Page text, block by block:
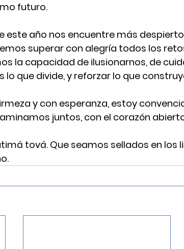
futuro.
este año nos encuentre más
superar con alegría todos los
la capacidad de ilusionarnos, de
que divide, y reforzar lo que
y con esperanza, estoy
juntos, con el corazón
tová. Que seamos sellados en los